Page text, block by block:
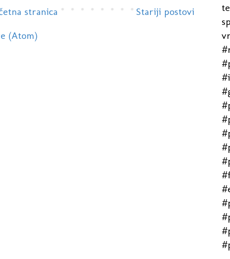
Stariji postovi
stranica
(Atom)